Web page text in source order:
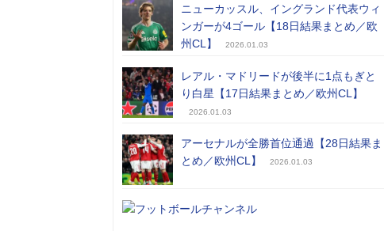
ニューカッスル、イングランド代表ウィ
ンガーが4ゴール【18日結果まとめ／欧
州CL】
2026.01.03
レアル・マドリードが後半に1点もぎと
り白星【17日結果まとめ／欧州CL】
2026.01.03
アーセナルが全勝首位通過【28日結果ま
とめ／欧州CL】
2026.01.03